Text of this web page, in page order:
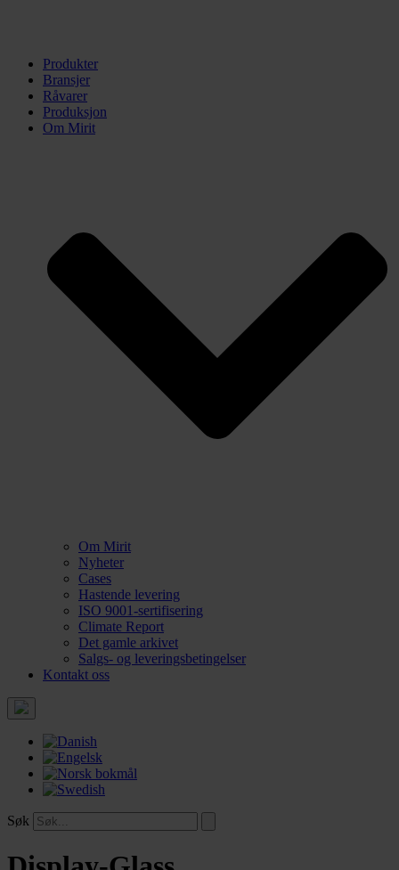
Produkter
Bransjer
Råvarer
Produksjon
Om Mirit
Om Mirit
Nyheter
Cases
Hastende levering
ISO 9001-sertifisering
Climate Report
Det gamle arkivet
Salgs- og leveringsbetingelser
Kontakt oss
Søk